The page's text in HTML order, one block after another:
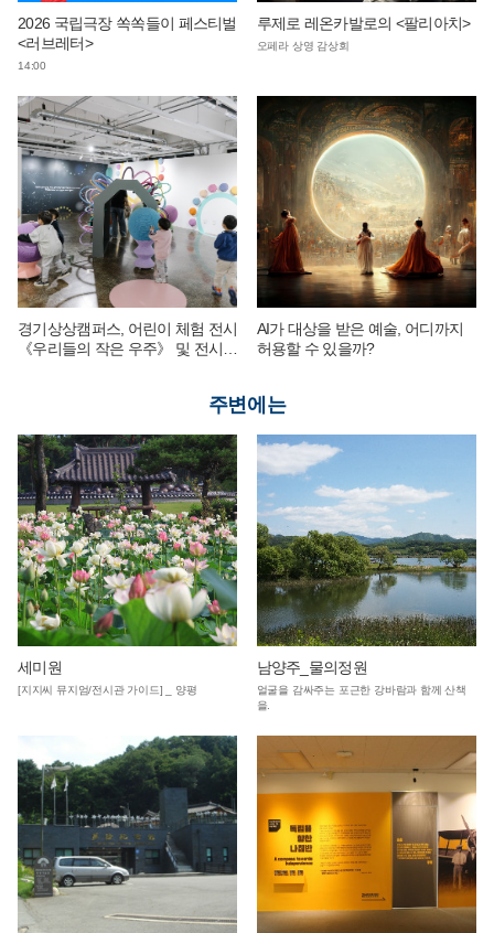
2026 국립극장 쏙쏙들이 페스티벌
<러브레터>
14:00
루제로 레온카발로의 <팔리아치>
오페라 상영 감상회
경기상상캠퍼스, 어린이 체험 전시
《우리들의 작은 우주》 및 전시
AI가 대상을 받은 예술, 어디까지
허용할 수 있을까?
주변에는
세미원
[지지씨 뮤지엄/전시관 가이드] _ 양평
남양주_물의정원
얼굴을 감싸주는 포근한 강바람과 함께 산책
을.